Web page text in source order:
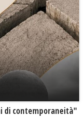
di contemporaneità"